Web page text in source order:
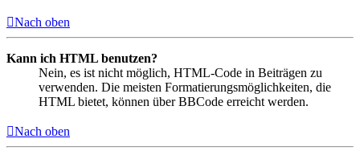
Nach oben
Kann ich HTML benutzen?
Nein, es ist nicht möglich, HTML-Code in Beiträgen zu
verwenden. Die meisten Formatierungsmöglichkeiten, die
HTML bietet, können über BBCode erreicht werden.
Nach oben